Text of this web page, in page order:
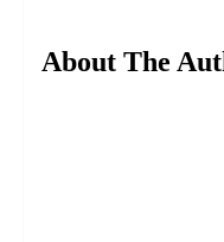
About The